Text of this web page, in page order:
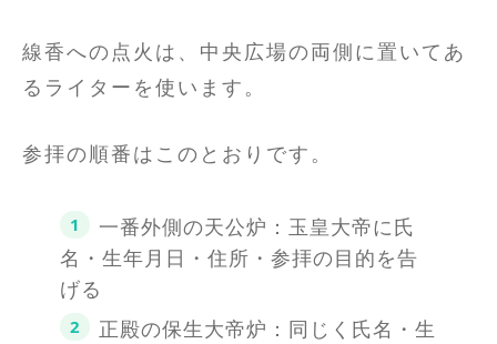
線香への点火は、中央広場の両側に置いてあ
るライターを使います。
参拝の順番はこのとおりです。
一番外側の天公炉：玉皇大帝に氏
名・生年月日・住所・参拝の目的を告
げる
正殿の保生大帝炉：同じく氏名・生